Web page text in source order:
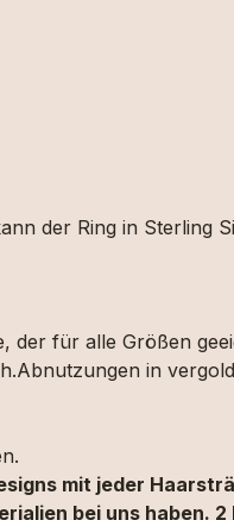
der Ring in Sterling
der für alle Größen
in
mit jeder
bei uns haben.